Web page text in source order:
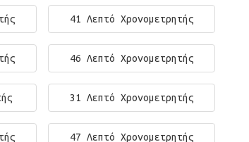
41 Λεπτό Χρονομετρητής
46 Λεπτό Χρονομετρητής
31 Λεπτό Χρονομετρητής
47 Λεπτό Χρονομετρητής